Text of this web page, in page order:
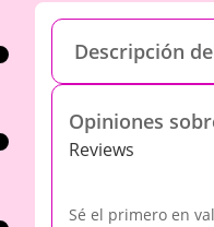
Descripción
Opiniones
Reviews
Sé el primero en